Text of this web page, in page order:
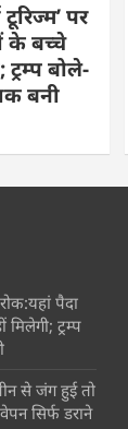
पर
के बच्चे
बोले-
बनी
पैदा
ट्रम्प
से जंग हुई तो
सिर्फ डराने